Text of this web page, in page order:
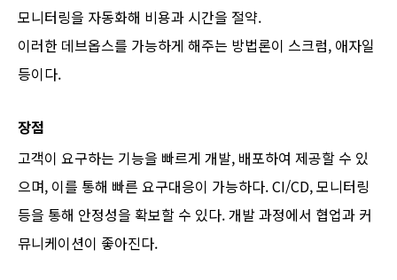
모니터링을 자동화해 비용과 시간을 절약.
이러한 데브옵스를 가능하게 해주는 방법론이 스크럼, 애자일
등이다.
장점
고객이 요구하는 기능을 빠르게 개발, 배포하여 제공할 수 있
으며, 이를 통해 빠른 요구대응이 가능하다. CI/CD, 모니터링
등을 통해 안정성을 확보할 수 있다. 개발 과정에서 협업과 커
뮤니케이션이 좋아진다.